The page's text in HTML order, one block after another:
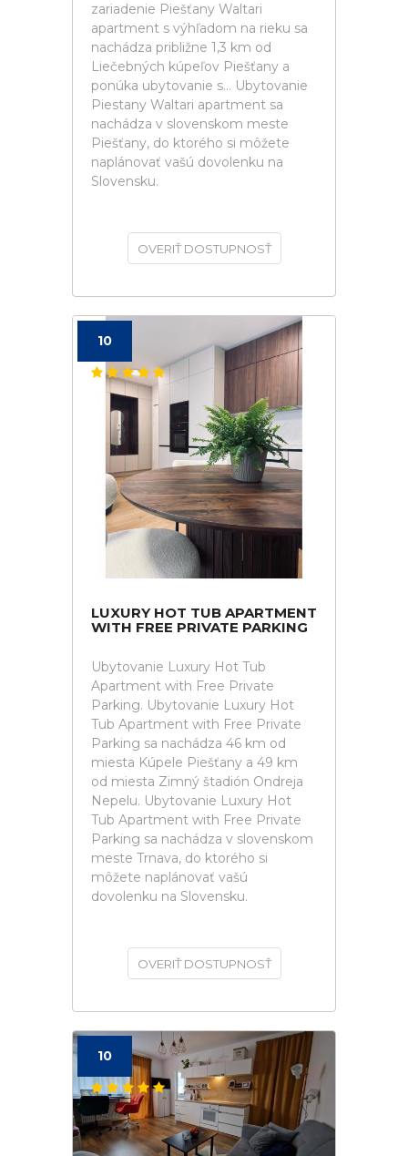
zariadenie Piešťany Waltari
apartment s výhľadom na rieku sa
nachádza približne 1,3 km od
Liečebných kúpeľov Piešťany a
ponúka ubytovanie s... Ubytovanie
Piestany Waltari apartment sa
nachádza v slovenskom meste
Piešťany, do ktorého si môžete
naplánovať vašú dovolenku na
Slovensku.
OVERIŤ DOSTUPNOSŤ
10
LUXURY HOT TUB APARTMENT
WITH FREE PRIVATE PARKING
Ubytovanie Luxury Hot Tub
Apartment with Free Private
Parking. Ubytovanie Luxury Hot
Tub Apartment with Free Private
Parking sa nachádza 46 km od
miesta Kúpele Piešťany a 49 km
od miesta Zimný štadión Ondreja
Nepelu. Ubytovanie Luxury Hot
Tub Apartment with Free Private
Parking sa nachádza v slovenskom
meste Trnava, do ktorého si
môžete naplánovať vašú
dovolenku na Slovensku.
OVERIŤ DOSTUPNOSŤ
10